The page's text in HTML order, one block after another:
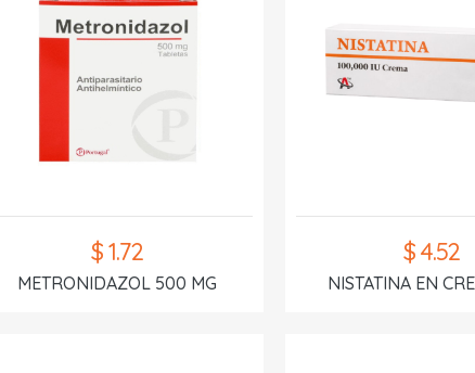
$ 1.72
METRONIDAZOL 500 MG
$ 4.52
NISTATINA EN